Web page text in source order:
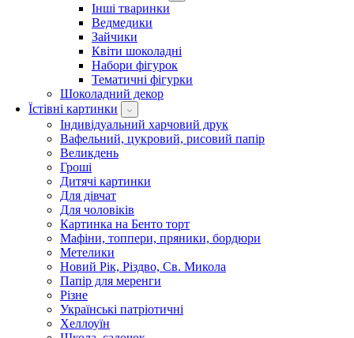
Інші тваринки
Ведмедики
Зайчики
Квіти шоколадні
Набори фігурок
Тематичні фігурки
Шоколадний декор
Їстівні картинки
Індивідуальний харчовий друк
Вафельний, цукровий, рисовий папір
Великдень
Гроші
Дитячі картинки
Для дівчат
Для чоловіків
Картинка на Бенто торт
Мафіни, топпери, пряники, бордюри
Метелики
Новий Рік, Різдво, Св. Микола
Папір для меренги
Різне
Українські патріотичні
Хеллоуїн